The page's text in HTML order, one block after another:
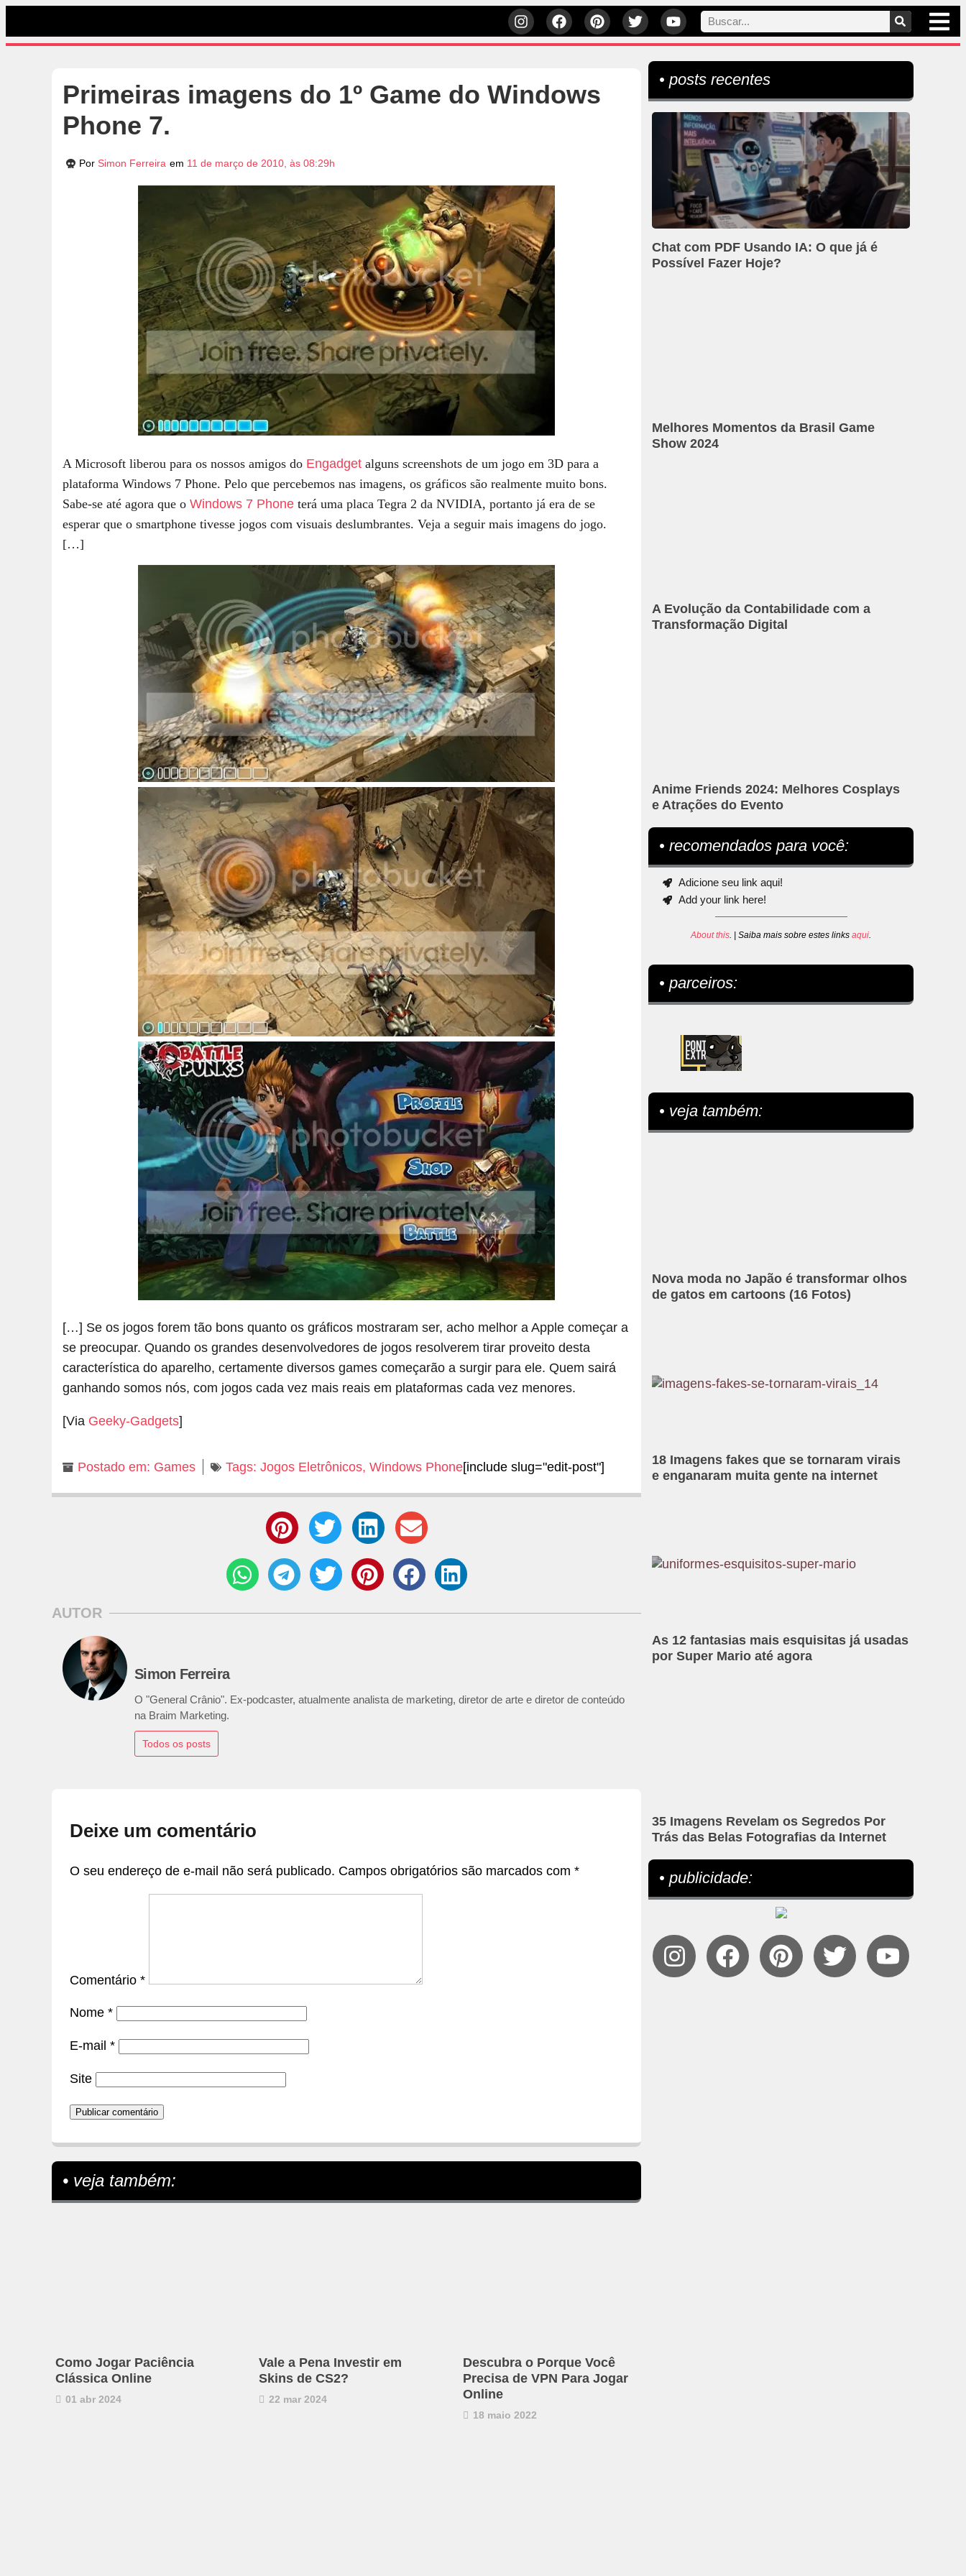
Primeiras imagens do 1º Game do Windows
Phone 7.
Por Simon Ferreira em 11 de março de 2010, às 08:29h
A Microsoft liberou para os nossos amigos do Engadget alguns screenshots de um jogo em 3D para a
plataforma Windows 7 Phone. Pelo que percebemos nas imagens, os gráficos são realmente muito bons.
Sabe-se até agora que o Windows 7 Phone terá uma placa Tegra 2 da NVIDIA, portanto já era de se
esperar que o smartphone tivesse jogos com visuais deslumbrantes. Veja a seguir mais imagens do jogo.
[…]
[…] Se os jogos forem tão bons quanto os gráficos mostraram ser, acho melhor a Apple começar a
se preocupar. Quando os grandes desenvolvedores de jogos resolverem tirar proveito desta
característica do aparelho, certamente diversos games começarão a surgir para ele. Quem sairá
ganhando somos nós, com jogos cada vez mais reais em plataformas cada vez menores.
[Via Geeky-Gadgets]
Postado em: Games Tags: Jogos Eletrônicos, Windows Phone[include slug="edit-post"]
AUTOR
Simon Ferreira
O "General Crânio". Ex-podcaster, atualmente analista de marketing, diretor de arte e diretor de conteúdo
na Braim Marketing.
Todos os posts
Deixe um comentário
O seu endereço de e-mail não será publicado. Campos obrigatórios são marcados com *
Comentário *
Nome *
E-mail *
Site
• veja também:
Como Jogar Paciência
Clássica Online
01 abr 2024
Vale a Pena Investir em
Skins de CS2?
22 mar 2024
Descubra o Porque Você
Precisa de VPN Para Jogar
Online
18 maio 2022
• posts recentes
Chat com PDF Usando IA: O que já é
Possível Fazer Hoje?
Melhores Momentos da Brasil Game
Show 2024
A Evolução da Contabilidade com a
Transformação Digital
Anime Friends 2024: Melhores Cosplays
e Atrações do Evento
• recomendados para você:
Adicione seu link aqui!
Add your link here!
About this. | Saiba mais sobre estes linksaqui.
• parceiros:
• veja também:
Nova moda no Japão é transformar olhos
de gatos em cartoons (16 Fotos)
18 Imagens fakes que se tornaram virais
e enganaram muita gente na internet
As 12 fantasias mais esquisitas já usadas
por Super Mario até agora
35 Imagens Revelam os Segredos Por
Trás das Belas Fotografias da Internet
• publicidade: